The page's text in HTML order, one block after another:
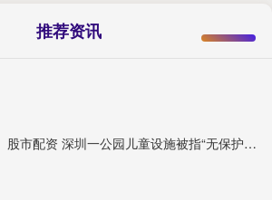
推荐资讯
股市配资 深圳一公园儿童设施被指“无保护措施很危险”，官方回应